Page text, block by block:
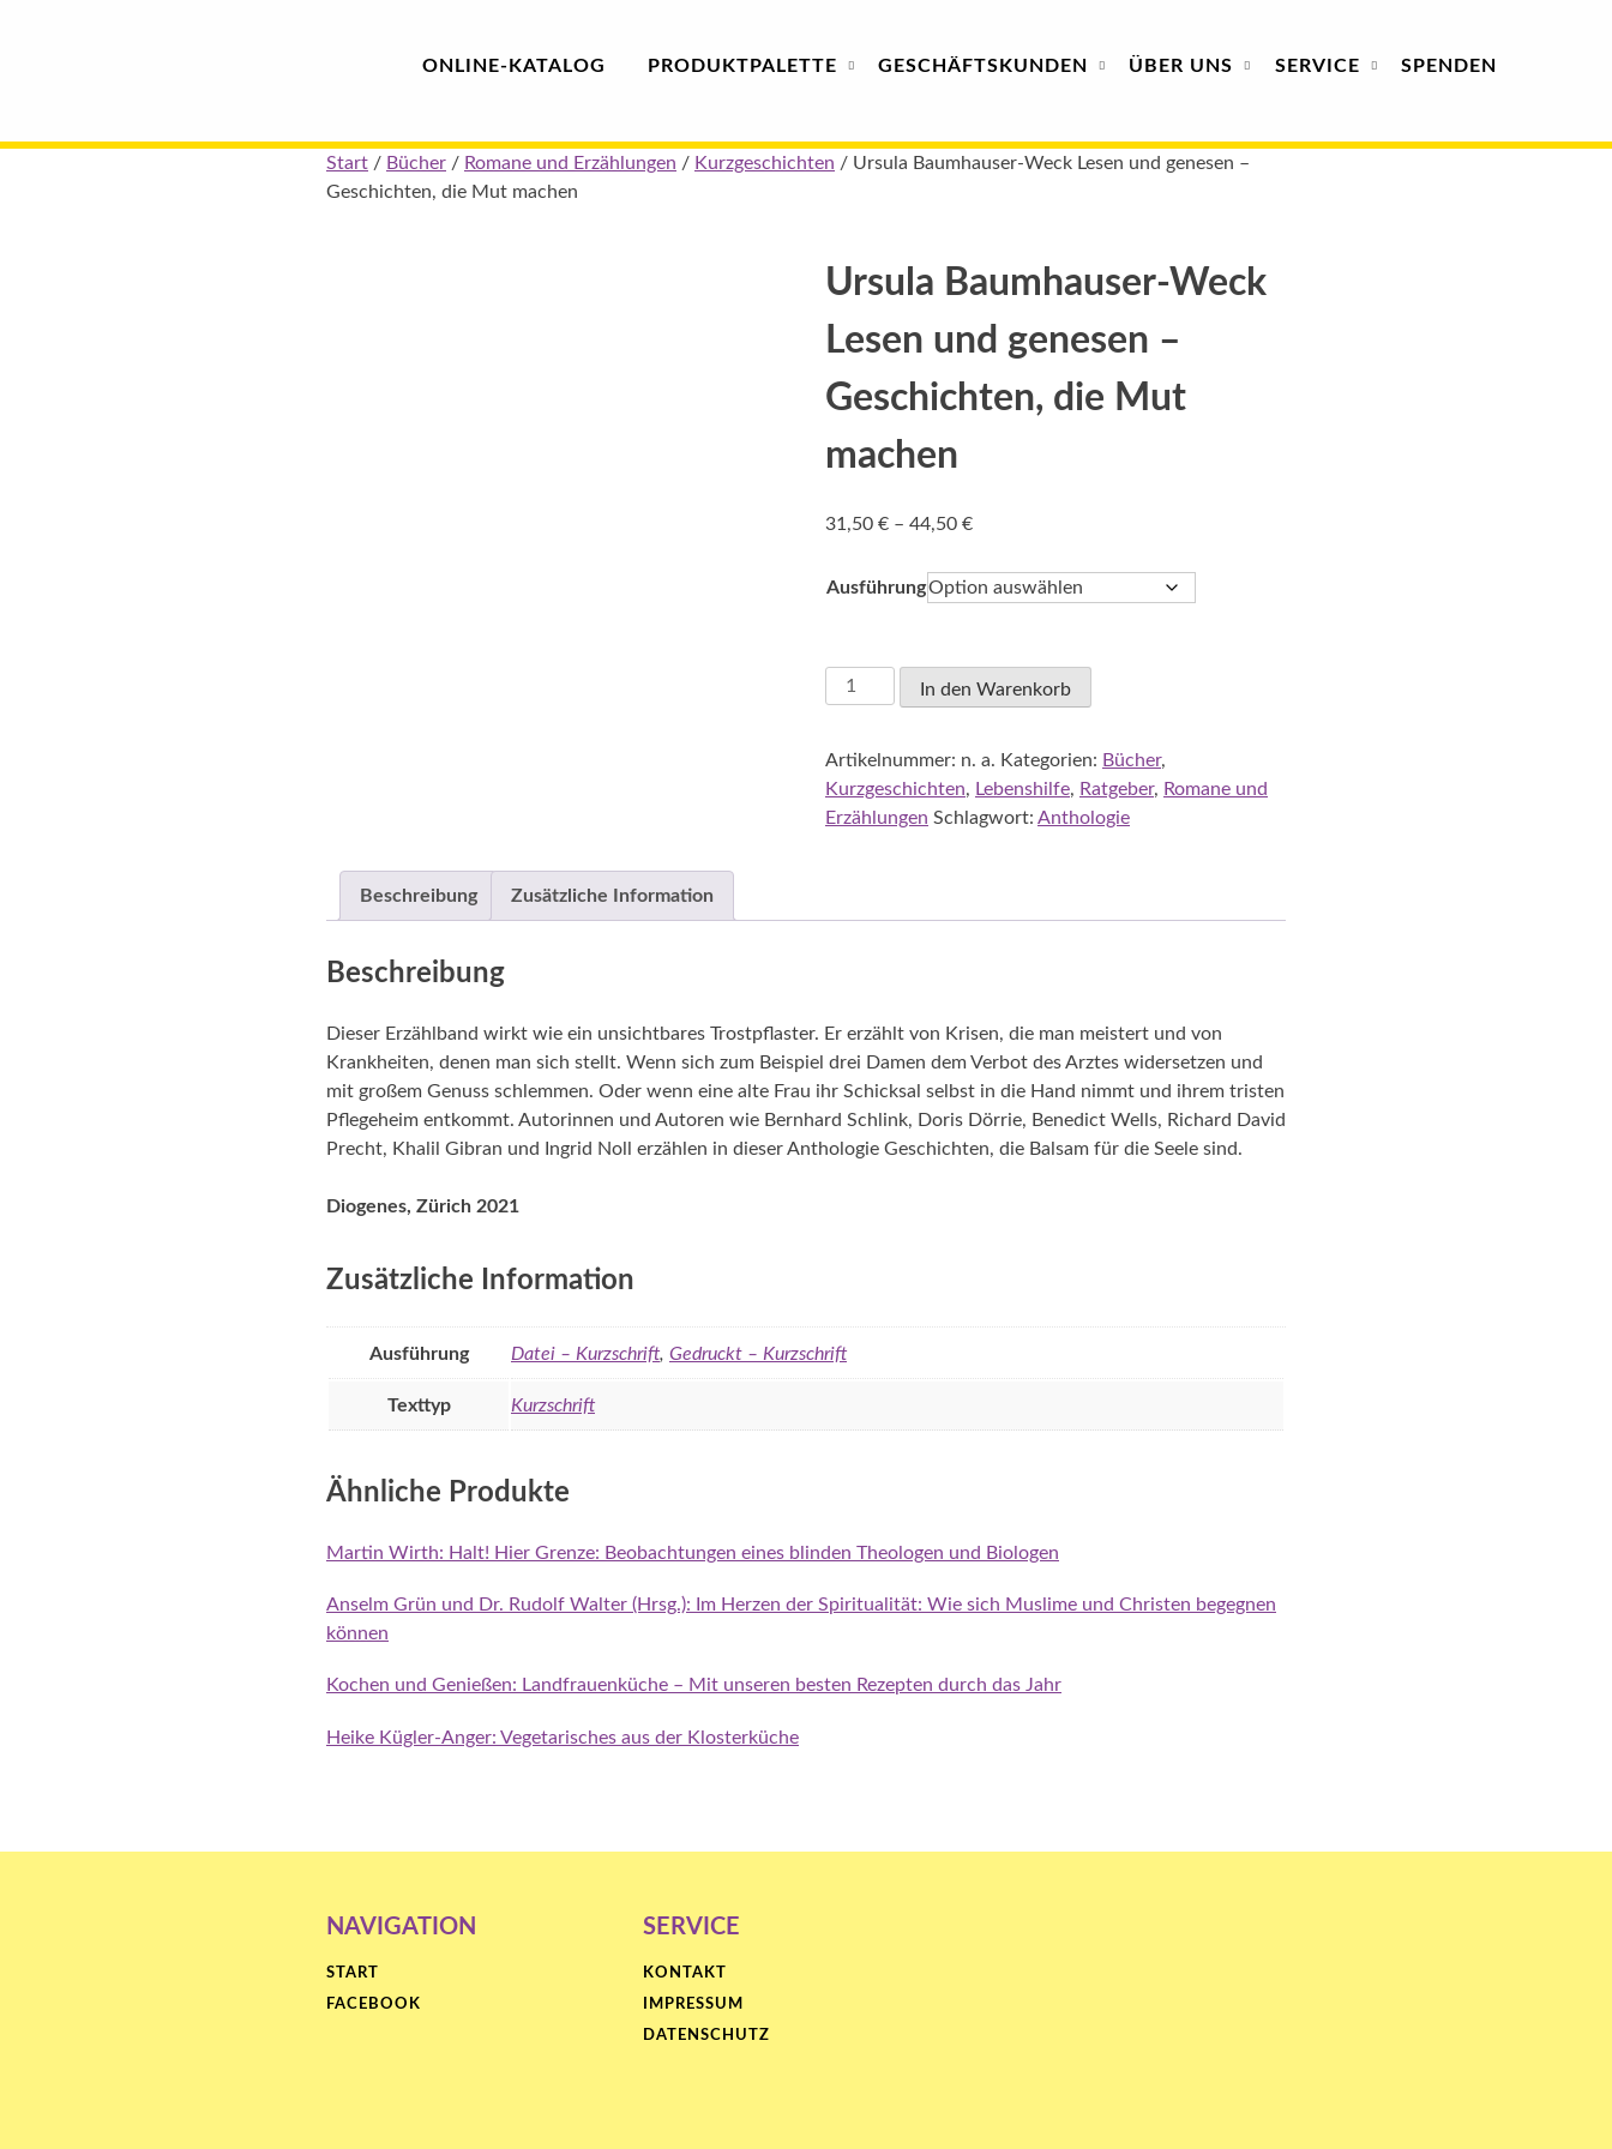
ONLINE- KATALOG PRODUKT PALETTE GESCHÄFTS­ KUNDEN ÜBER UNS SERVICE SPENDEN
Skip
to
Start / Bücher / Romane und Erzählungen / Kurzgeschichten / Ursula Baumhauser-Weck Lesen und genesen –
Geschichten, die Mut machen
Ursula Baumhauser-Weck
Lesen und genesen –
Geschichten, die Mut
machen
31,50 € – 44,50 €Preisspanne:
bis
44,50 €
Ausführung
Ursula
Baumhauser-
Lesen
und
genesen
In den Warenkorb
Artikelnummer: n. a. Kategorien: Bücher,
Kurzgeschichten, Lebenshilfe, Ratgeber, Romane und
Erzählungen Schlagwort: Anthologie
Beschreibung Zusätzliche Information
Beschreibung
Dieser Erzählband wirkt wie ein unsichtbares Trostpflaster. Er erzählt von Krisen, die man meistert und von
Krankheiten, denen man sich stellt. Wenn sich zum Beispiel drei Damen dem Verbot des Arztes widersetzen und
mit großem Genuss schlemmen. Oder wenn eine alte Frau ihr Schicksal selbst in die Hand nimmt und ihrem tristen
Pflegeheim entkommt. Autorinnen und Autoren wie Bernhard Schlink, Doris Dörrie, Benedict Wells, Richard David
Precht, Khalil Gibran und Ingrid Noll erzählen in dieser Anthologie Geschichten, die Balsam für die Seele sind.
Diogenes, Zürich 2021
Zusätzliche Information
Ausführung Datei – Kurzschrift, Gedruckt – Kurzschrift
Texttyp Kurzschrift
Ähnliche Produkte
Martin Wirth: Halt! Hier Grenze: Beobachtungen eines blinden Theologen und Biologen
Anselm Grün und Dr. Rudolf Walter (Hrsg.): Im Herzen der Spiritualität: Wie sich Muslime und Christen begegnen
können
Kochen und Genießen: Landfrauenküche – Mit unseren besten Rezepten durch das Jahr
Heike Kügler-Anger: Vegetarisches aus der Klosterküche
NAVIGATION
START
FACEBOOK
SERVICE
KONTAKT
IMPRESSUM
DATENSCHUTZ